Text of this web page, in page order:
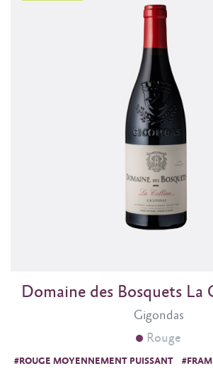
Gigondas
Domaine des Bosquets La
Rouge
#ROUGE MOYENNEMENT PUISSANT